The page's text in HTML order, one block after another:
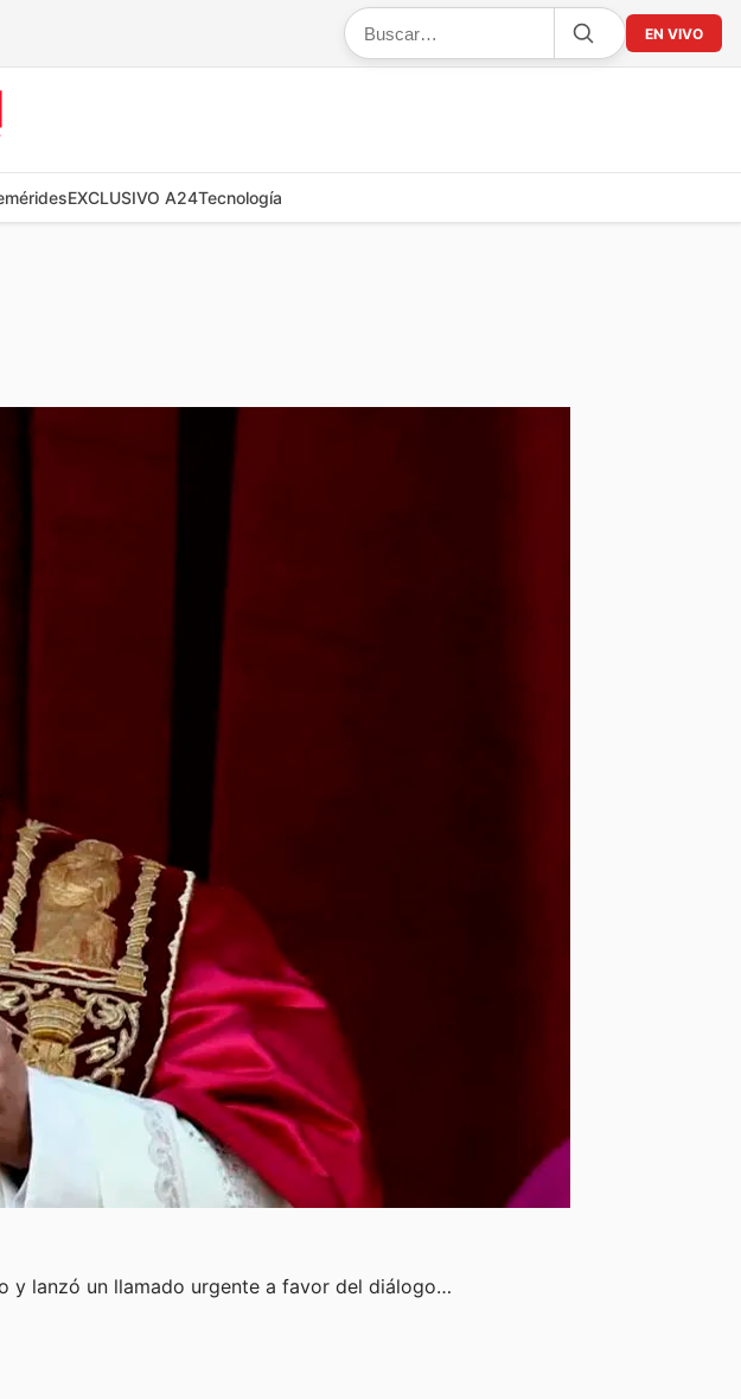
EN VIVO
EXCLUSIVO A24Tecnología
y lanzó un llamado urgente a favor del diálogo…